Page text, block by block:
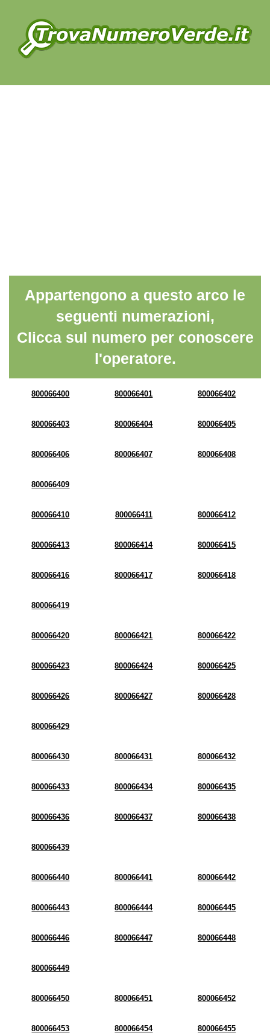
Appartengono a questo arco le
seguenti numerazioni,
Clicca sul numero per conoscere
l'operatore.
800066400 800066401 800066402
800066403 800066404 800066405
800066406 800066407 800066408
800066409
800066410 800066411 800066412
800066413 800066414 800066415
800066416 800066417 800066418
800066419
800066420 800066421 800066422
800066423 800066424 800066425
800066426 800066427 800066428
800066429
800066430 800066431 800066432
800066433 800066434 800066435
800066436 800066437 800066438
800066439
800066440 800066441 800066442
800066443 800066444 800066445
800066446 800066447 800066448
800066449
800066450 800066451 800066452
800066453 800066454 800066455